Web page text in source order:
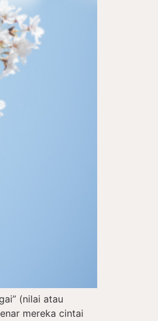
(nilai atau
mereka cintai